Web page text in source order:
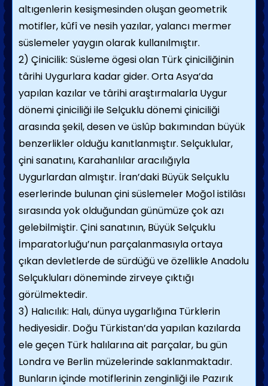
altıgenlerin kesişmesinden oluşan geometrik
motifler, kûfî ve nesih yazılar, yalancı mermer
süslemeler yaygın olarak kullanılmıştır.
2) Çinicilik: Süsleme ögesi olan Türk çiniciliğinin
târihi Uygurlara kadar gider. Orta Asya’da
yapılan kazılar ve târihi araştırmalarla Uygur
dönemi çiniciliği ile Selçuklu dönemi çiniciliği
arasında şekil, desen ve üslûp bakımından büyük
benzerlikler olduğu kanıtlanmıştır. Selçuklular,
çini sanatını, Karahanlılar aracılığıyla
Uygurlardan almıştır. İran’daki Büyük Selçuklu
eserlerinde bulunan çini süslemeler Moğol istilâsı
sırasında yok olduğundan günümüze çok azı
gelebilmiştir. Çini sanatının, Büyük Selçuklu
İmparatorluğu’nun parçalanmasıyla ortaya
çıkan devletlerde de sürdüğü ve özellikle Anadolu
Selçukluları döneminde zirveye çıktığı
görülmektedir.
3) Halıcılık: Halı, dünya uygarlığına Türklerin
hediyesidir. Doğu Türkistan’da yapılan kazılarda
ele geçen Türk halılarına ait parçalar, bu gün
Londra ve Berlin müzelerinde saklanmaktadır.
Bunların içinde motiflerinin zenginliği ile Pazırık